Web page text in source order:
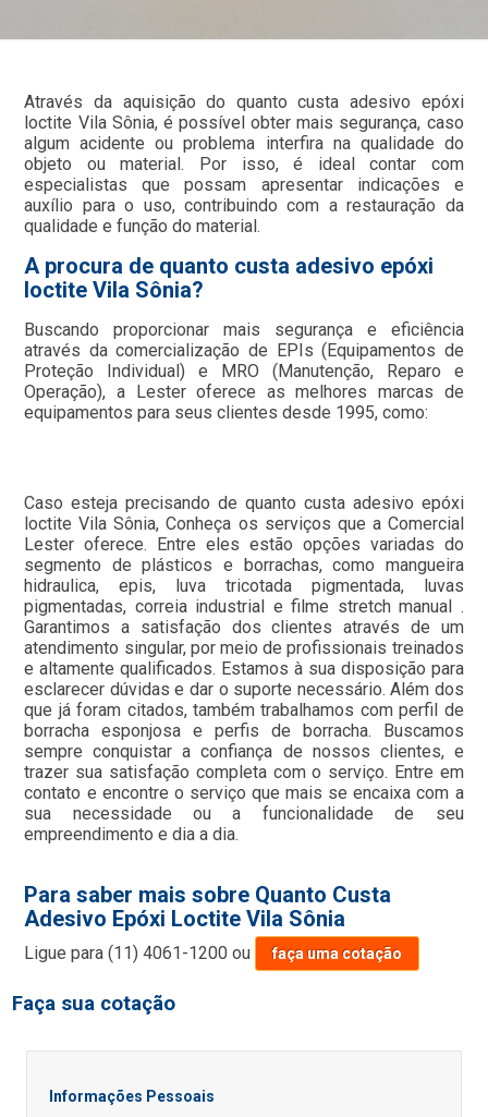
Através da aquisição do quanto custa adesivo epóxi
loctite Vila Sônia, é possível obter mais segurança, caso
algum acidente ou problema interfira na qualidade do
objeto ou material. Por isso, é ideal contar com
especialistas que possam apresentar indicações e
auxílio para o uso, contribuindo com a restauração da
qualidade e função do material.
A procura de quanto custa adesivo epóxi
loctite Vila Sônia?
Buscando proporcionar mais segurança e eficiência
através da comercialização de EPIs (Equipamentos de
Proteção Individual) e MRO (Manutenção, Reparo e
Operação), a Lester oferece as melhores marcas de
equipamentos para seus clientes desde 1995, como:
Caso esteja precisando de quanto custa adesivo epóxi
loctite Vila Sônia, Conheça os serviços que a Comercial
Lester oferece. Entre eles estão opções variadas do
segmento de plásticos e borrachas, como mangueira
hidraulica, epis, luva tricotada pigmentada, luvas
pigmentadas, correia industrial e filme stretch manual .
Garantimos a satisfação dos clientes através de um
atendimento singular, por meio de profissionais treinados
e altamente qualificados. Estamos à sua disposição para
esclarecer dúvidas e dar o suporte necessário. Além dos
que já foram citados, também trabalhamos com perfil de
borracha esponjosa e perfis de borracha. Buscamos
sempre conquistar a confiança de nossos clientes, e
trazer sua satisfação completa com o serviço. Entre em
contato e encontre o serviço que mais se encaixa com a
sua necessidade ou a funcionalidade de seu
empreendimento e dia a dia.
Para saber mais sobre Quanto Custa
Adesivo Epóxi Loctite Vila Sônia
Ligue para(11) 4061-1200 ou faça uma cotação
Faça sua cotação
Informações Pessoais